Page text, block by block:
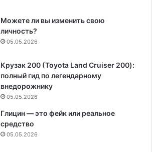
Можете ли вы изменить свою
личность?
05.05.2026
Крузак 200 (Toyota Land Cruiser 200):
полный гид по легендарному
внедорожнику
05.05.2026
Глицин — это фейк или реальное
средство
05.05.2026